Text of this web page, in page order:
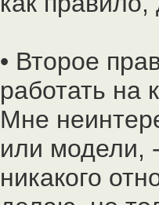
• Второе
работать
Мне
или модели,
никакого